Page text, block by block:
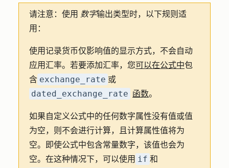
请注意： 使用 数字输出类型时，以下规则适
用：
使用记录货币仅影响值的显示方式，不会自动
应用汇率。若要添加汇率，您可以在公式中包
含 exchange_rate 或
dated_exchange_rate 函数。
如果自定义公式中的任何数字属性没有值或值
为空，则不会进行计算，且计算属性值将为
空。即使公式中包含常量数字，该值也会为
空。在这种情况下，可以使用 if 和